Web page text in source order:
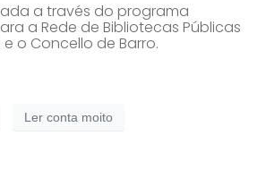
a través do programa
a Rede de Bibliotecas Públicas
o Concello de Barro.
Ler conta moito